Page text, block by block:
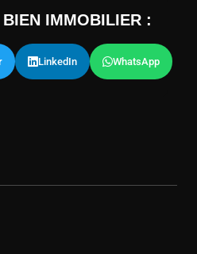
BIEN IMMOBILIER :
LinkedIn WhatsApp